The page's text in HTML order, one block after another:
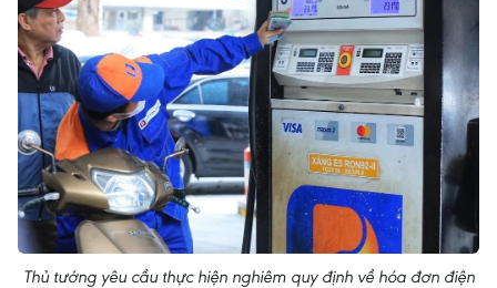
Thủ tướng yêu cầu thực hiện nghiêm quy định về hóa đơn điện